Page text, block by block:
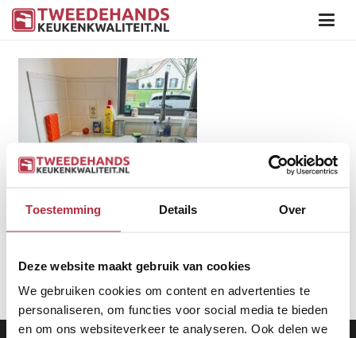
Toestemming Details Over
Deze website maakt gebruik van cookies
We gebruiken cookies om content en advertenties te
personaliseren, om functies voor social media te bieden
en om ons websiteverkeer te analyseren. Ook delen we